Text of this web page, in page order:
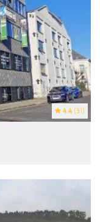
4.4 (31)